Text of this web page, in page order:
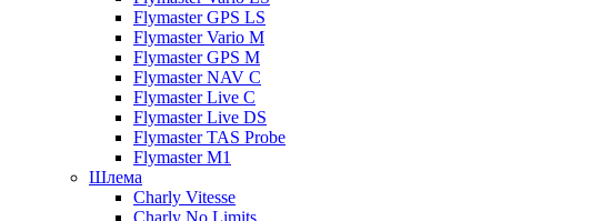
Flymaster GPS LS
Flymaster Vario M
Flymaster GPS M
Flymaster NAV C
Flymaster Live C
Flymaster Live DS
Flymaster TAS Probe
Flymaster M1
Шлема
Charly Vitesse
Charly No Limits